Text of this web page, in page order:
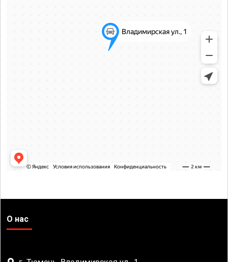
О нас